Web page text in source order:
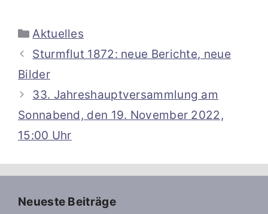
Kategorien
Aktuelles
Sturmflut 1872: neue Berichte, neue
Bilder
33. Jahreshauptversammlung am
Sonnabend, den 19. November 2022,
15:00 Uhr
Neueste Beiträge